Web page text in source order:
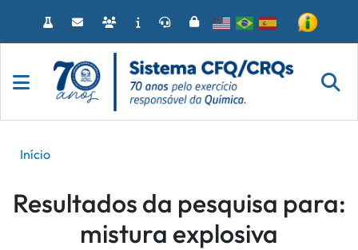
o
Início
Resultados da pesquisa para:
mistura explosiva